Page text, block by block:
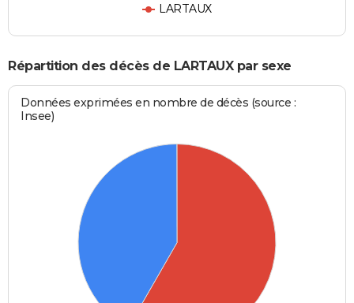
LARTAUX
Répartition des décès de LARTAUX par sexe
Données exprimées en nombre de décès (source :
Insee)